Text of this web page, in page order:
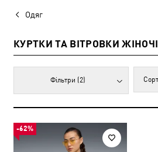
Одяг
КУРТКИ ТА ВІТРОВКИ ЖІНОЧІ
Фільтри (2)
-62%